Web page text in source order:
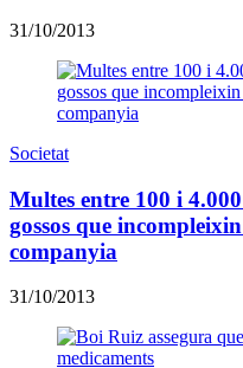
31/10/2013
Societat
Multes entre 100 i
gossos que
companyia
31/10/2013